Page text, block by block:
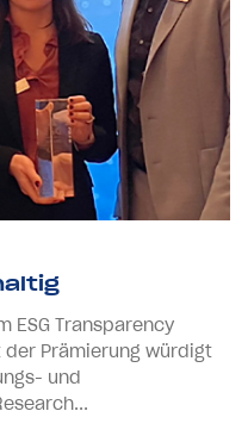
ESG Transparency
der Prämierung würdigt
und